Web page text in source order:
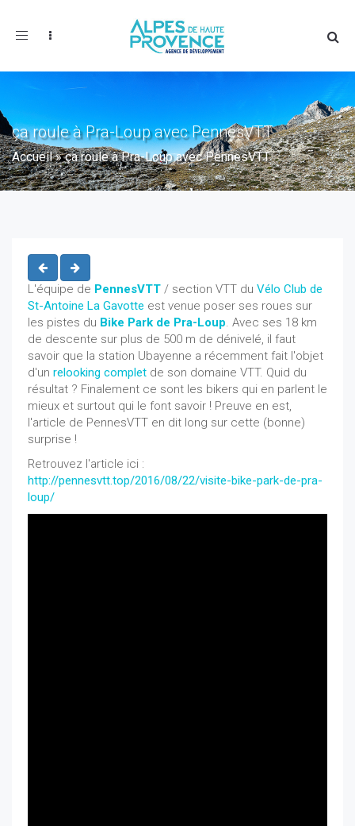
Toggle
ça roule à Pra-Loup avec PennesVTT
Accueil»ça roule à Pra-Loup avec PennesVTT
L'équipe de PennesVTT / section VTT du Vélo Club de
St-Antoine La Gavotte est venue poser ses roues sur
les pistes du Bike Park de Pra-Loup. Avec ses 18 km
de descente sur plus de 500 m de dénivelé, il faut
savoir que la station Ubayenne a récemment fait l'objet
d'un relooking complet de son domaine VTT. Quid du
résultat ? Finalement ce sont les bikers qui en parlent le
mieux et surtout qui le font savoir ! Preuve en est,
l'article de PennesVTT en dit long sur cette (bonne)
surprise !
Retrouvez l'article ici :
http://pennesvtt.top/2016/08/22/visite-bike-park-de-pra-
loup/